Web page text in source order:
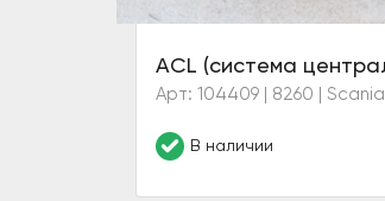
Арт: 104409 | 8260 | Scania
В наличии